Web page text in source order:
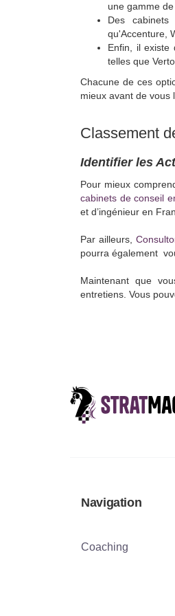
une gamme
Des
qu'Accenture,
Enfin, il existe
telles que
Chacune de ces
mieux avant de vous
Classement
Identifier les
Pour mieux
cabinets de conseil
et d’ingénieur en
Par ailleurs,
pourra également
Maintenant que
entretiens. Vous
Navigation
Coaching